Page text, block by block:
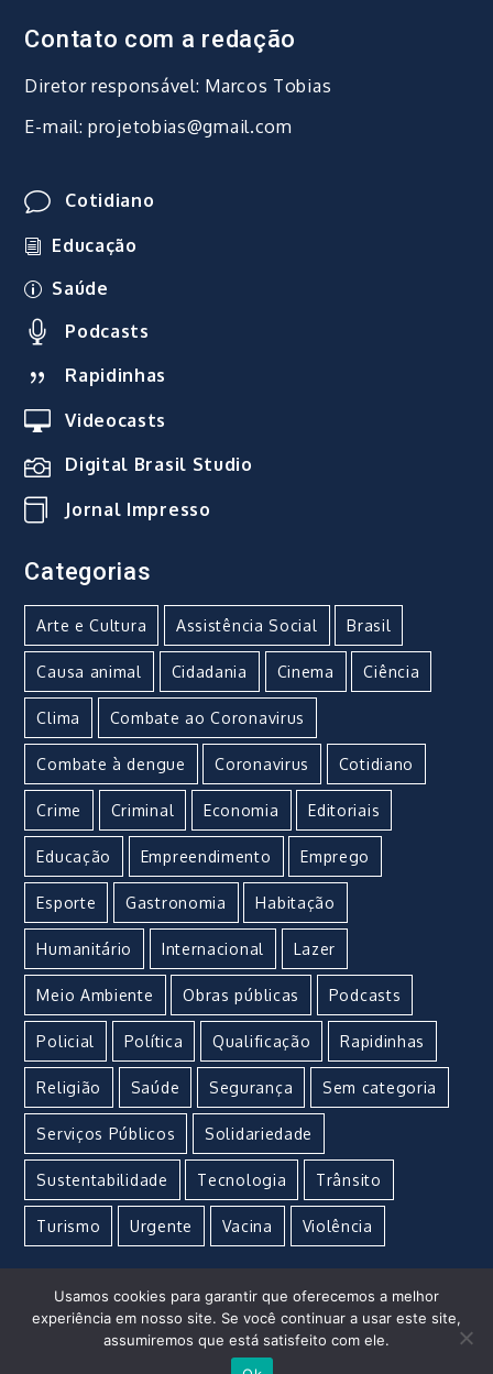
Contato com a redação
Diretor responsável: Marcos Tobias
E-mail: projetobias@gmail.com
Cotidiano
Educação
Saúde
Podcasts
Rapidinhas
Videocasts
Digital Brasil Studio
Jornal Impresso
Categorias
Arte e Cultura Assistência Social Brasil
Causa animal Cidadania Cinema Ciência
Clima Combate ao Coronavirus
Combate à dengue Coronavirus Cotidiano
Crime Criminal Economia Editoriais
Educação Empreendimento Emprego
Esporte Gastronomia Habitação
Humanitário Internacional Lazer
Meio Ambiente Obras públicas Podcasts
Policial Política Qualificação Rapidinhas
Religião Saúde Segurança Sem categoria
Serviços Públicos Solidariedade
Sustentabilidade Tecnologia Trânsito
Turismo Urgente Vacina Violência
Imperial Marketing e Propaganda © Copyright 2021 –
Usamos cookies para garantir que oferecemos a melhor
experiência em nosso site. Se você continuar a usar este site,
assumiremos que está satisfeito com ele.